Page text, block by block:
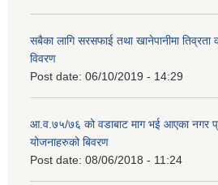
सबैका लागि सरसफाई तथा खानेपानीमा
विवरण
Post date: 06/10/2019 - 14:29
आ.व.७५/७६ को वडाबाट माग भई आएका नगर
योजनाहरुको बिवरण
Post date: 08/06/2018 - 11:24